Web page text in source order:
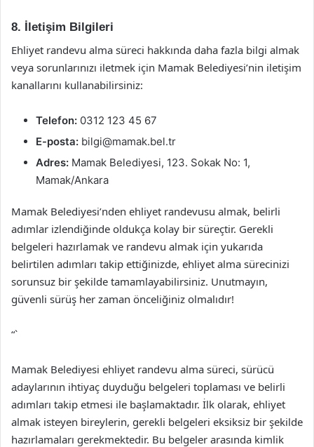
8. İletişim Bilgileri
Ehliyet randevu alma süreci hakkında daha fazla bilgi almak
veya sorunlarınızı iletmek için Mamak Belediyesi’nin iletişim
kanallarını kullanabilirsiniz:
Telefon: 0312 123 45 67
E-posta: bilgi@mamak.bel.tr
Adres: Mamak Belediyesi, 123. Sokak No: 1,
Mamak/Ankara
Mamak Belediyesi’nden ehliyet randevusu almak, belirli
adımlar izlendiğinde oldukça kolay bir süreçtir. Gerekli
belgeleri hazırlamak ve randevu almak için yukarıda
belirtilen adımları takip ettiğinizde, ehliyet alma sürecinizi
sorunsuz bir şekilde tamamlayabilirsiniz. Unutmayın,
güvenli sürüş her zaman önceliğiniz olmalıdır!
“`
Mamak Belediyesi ehliyet randevu alma süreci, sürücü
adaylarının ihtiyaç duyduğu belgeleri toplaması ve belirli
adımları takip etmesi ile başlamaktadır. İlk olarak, ehliyet
almak isteyen bireylerin, gerekli belgeleri eksiksiz bir şekilde
hazırlamaları gerekmektedir. Bu belgeler arasında kimlik